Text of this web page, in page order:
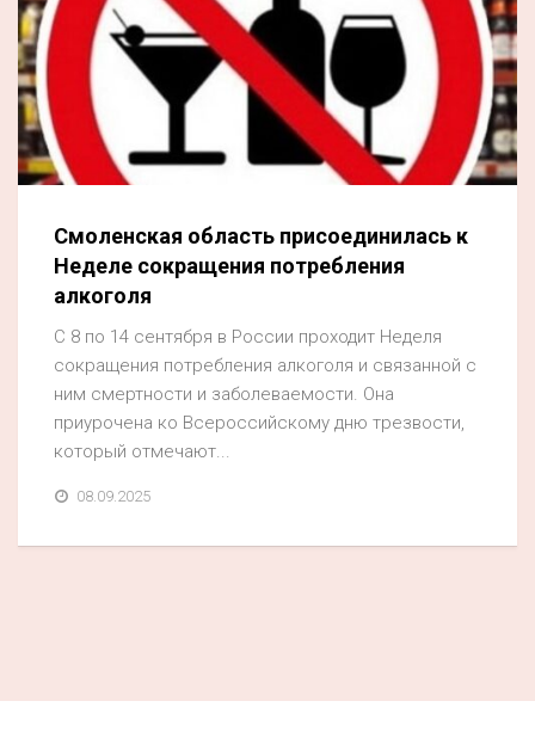
Смоленская область присоединилась к
Неделе сокращения потребления
алкоголя
С 8 по 14 сентября в России проходит Неделя
сокращения потребления алкоголя и связанной с
ним смертности и заболеваемости. Она
приурочена ко Всероссийскому дню трезвости,
который отмечают...
08.09.2025